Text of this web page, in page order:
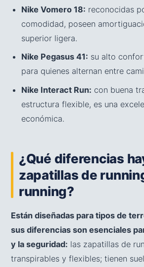
Nike Vomero 18: reconocidas
comodidad, poseen
superior ligera.
Nike Pegasus 41: su alto
para quienes alternan entre
Nike Interact Run: con buena
estructura flexible, es una
económica.
¿Qué diferencias
zapatillas de
running?
Están diseñadas para tipos de
sus diferencias son esenciales
y la seguridad: las zapatillas de
transpirables y flexibles; tienen